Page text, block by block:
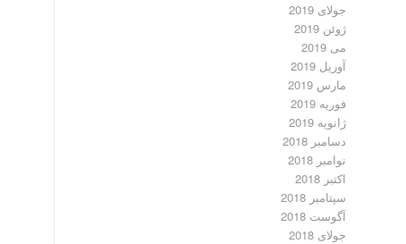
جولای 2019
ژوئن 2019
می 2019
آوریل 2019
مارس 2019
فوریه 2019
ژانویه 2019
دسامبر 2018
نوامبر 2018
اکتبر 2018
سپتامبر 2018
آگوست 2018
جولای 2018